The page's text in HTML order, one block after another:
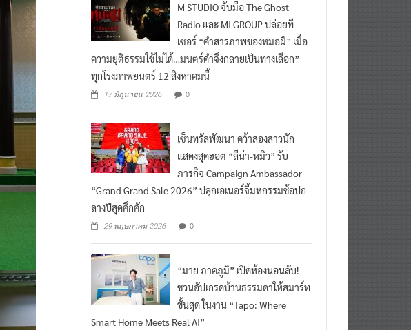
M STUDIO จับมือ The Ghost
Radio และ MI GROUP ปล่อยที
เซอร์ “คำสารภาพของหมอผี” เมื่อ
ความยุติธรรมใช้ไม่ได้…มนตร์ดำจึงกลายเป็นทางเลือก”
ทุกโรงภาพยนตร์ 12 สิงหาคมนี้
17 มิถุนายน 2026 0
เซ็นทรัลพัฒนา คว้าสองสาวนัก
แสดงสุดฮอต “ลีน่า-หมิว” รับ
ภารกิจ Campaign Ambassador
“Grand Grand Sale 2026” ปลุกเอเนอร์จี้มหกรรมช้อปก
ลางปีสุดคึกคัก
29 พฤษภาคม 2026 0
“มาย ภาคภูมิ” เปิดห้องนอนลับ!
ชวนอัปเกรดบ้านธรรมดาให้สมาร์ท
ขั้นสุด ในงาน “Tapo: Where
Smart Home Meets Real AI”